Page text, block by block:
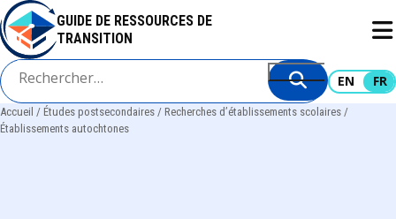
Aller
au
contenu
principal
GUIDE DE RESSOURCES DE
TRANSITION
EN FR
Fil
Accueil Études postsecondaires
Recherches d’établissements scolaires
Établissements autochtones